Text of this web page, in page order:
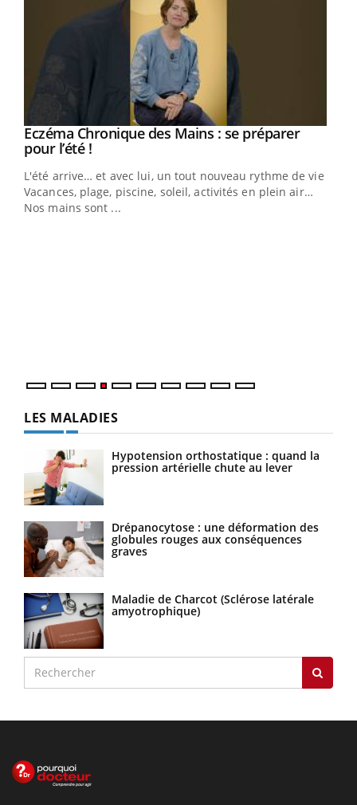
Youtube
Eczéma Chronique des Mains : se préparer
pour l’été !Youtube
L'été arrive… et avec lui, un tout nouveau rythme de vie !
Vacances, plage, piscine, soleil, activités en plein air…
Nos mains sont ...
LES MALADIES
Hypotension orthostatique : quand la
pression artérielle chute au lever
Drépanocytose : une déformation des
globules rouges aux conséquences
graves
Maladie de Charcot (Sclérose latérale
amyotrophique)